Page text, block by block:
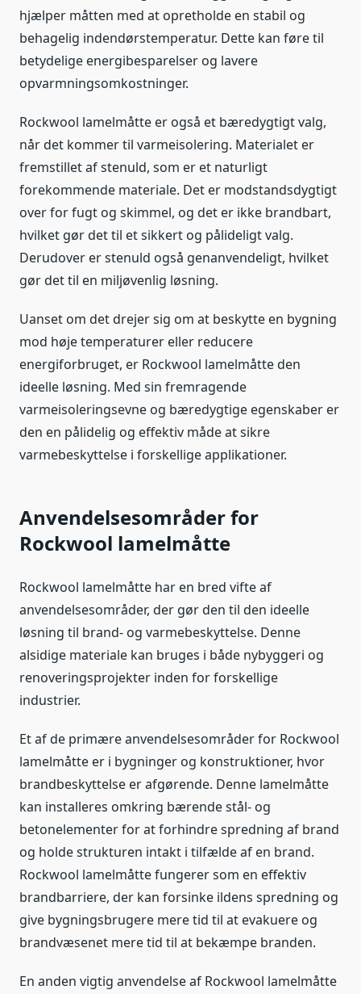
hjælper måtten med at opretholde en stabil og
behagelig indendørstemperatur. Dette kan føre til
betydelige energibesparelser og lavere
opvarmningsomkostninger.
Rockwool lamelmåtte er også et bæredygtigt valg,
når det kommer til varmeisolering. Materialet er
fremstillet af stenuld, som er et naturligt
forekommende materiale. Det er modstandsdygtigt
over for fugt og skimmel, og det er ikke brandbart,
hvilket gør det til et sikkert og pålideligt valg.
Derudover er stenuld også genanvendeligt, hvilket
gør det til en miljøvenlig løsning.
Uanset om det drejer sig om at beskytte en bygning
mod høje temperaturer eller reducere
energiforbruget, er Rockwool lamelmåtte den
ideelle løsning. Med sin fremragende
varmeisoleringsevne og bæredygtige egenskaber er
den en pålidelig og effektiv måde at sikre
varmebeskyttelse i forskellige applikationer.
Anvendelsesområder for
Rockwool lamelmåtte
Rockwool lamelmåtte har en bred vifte af
anvendelsesområder, der gør den til den ideelle
løsning til brand- og varmebeskyttelse. Denne
alsidige materiale kan bruges i både nybyggeri og
renoveringsprojekter inden for forskellige
industrier.
Et af de primære anvendelsesområder for Rockwool
lamelmåtte er i bygninger og konstruktioner, hvor
brandbeskyttelse er afgørende. Denne lamelmåtte
kan installeres omkring bærende stål- og
betonelementer for at forhindre spredning af brand
og holde strukturen intakt i tilfælde af en brand.
Rockwool lamelmåtte fungerer som en effektiv
brandbarriere, der kan forsinke ildens spredning og
give bygningsbrugere mere tid til at evakuere og
brandvæsenet mere tid til at bekæmpe branden.
En anden vigtig anvendelse af Rockwool lamelmåtte